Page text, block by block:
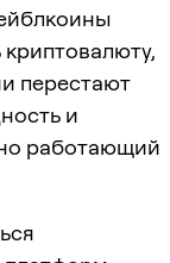
перестают
и
работающий